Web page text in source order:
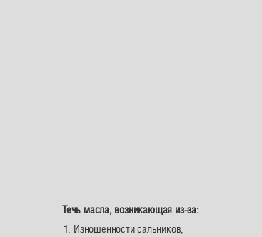
Течь масла, возникающая из-за:
Изношенности сальников;